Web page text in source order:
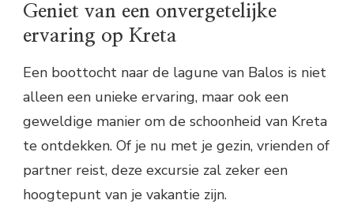
Geniet van een onvergetelijke
ervaring op Kreta
Een boottocht naar de lagune van Balos is niet
alleen een unieke ervaring, maar ook een
geweldige manier om de schoonheid van Kreta
te ontdekken. Of je nu met je gezin, vrienden of
partner reist, deze excursie zal zeker een
hoogtepunt van je vakantie zijn.